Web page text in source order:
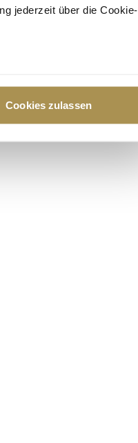
jederzeit über die Cookie-
Präferenzen im
anbieten zu können
Verwendung unserer
Rahmen Ihrer Nutzung
Cookies zulassen